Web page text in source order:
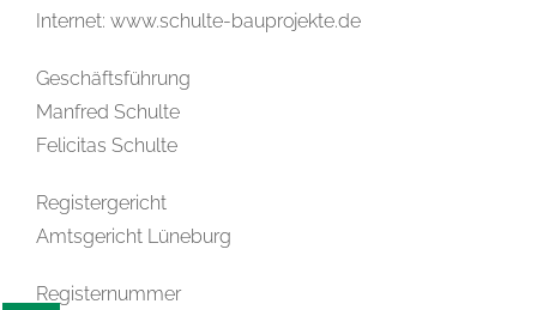
Internet: www.schulte-bauprojekte.de
Geschäftsführung
Manfred Schulte
Felicitas Schulte
Registergericht
Amtsgericht Lüneburg
Registernummer